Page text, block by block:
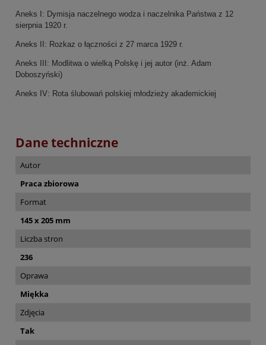
Aneks I: Dymisja naczelnego wodza i naczelnika Państwa z 12
sierpnia 1920 r.
Aneks II: Rozkaz o łączności z 27 marca 1929 r.
Aneks III: Modlitwa o wielką Polskę i jej autor (inż. Adam
Doboszyński)
Aneks IV: Rota ślubowań polskiej młodzieży akademickiej
Dane techniczne
Autor
Praca zbiorowa
Format
145 x 205 mm
Liczba stron
236
Oprawa
Miękka
Zdjęcia
Tak